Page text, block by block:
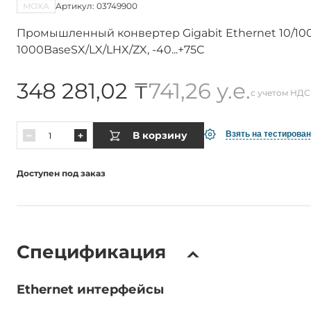
MOXA Артикул: 03749900
Промышленный конвертер Gigabit Ethernet 10/
1000BaseSX/LX/LHX/ZX, -40...+75С
348 281,02 ₸741,26 у.е.с учетом НДС
В корзину Взять на
Доступен под заказ
Спецификация
Ethernet интерфейсы